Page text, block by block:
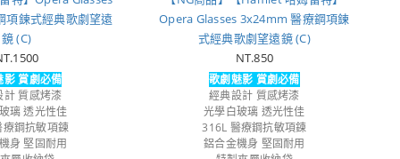
項鍊式經典歌劇望遠
鏡 (C)
影 賞劇必備
計 質感烤漆
璃 透光性佳
鋼抗敏項鍊
身 堅固耐用
Opera Glasses 3x24mm 醫療鋼項鍊
式經典歌劇望遠鏡 (C)
NT.850
歌劇魅影 賞劇必備
經典設計 質感烤漆
光學白玻璃 透光性佳
316L 醫療鋼抗敏項鍊
鋁合金機身 堅固耐用